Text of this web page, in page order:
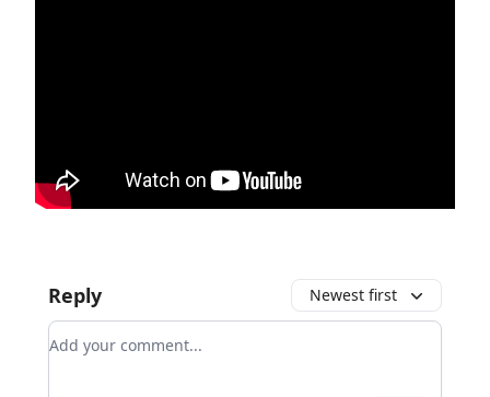
Reply Newest first
Add your comment